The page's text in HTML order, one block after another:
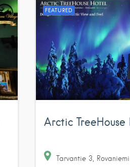
FEATURED
Arctic TreeHouse
Tarvantie 3 Rovaniemi